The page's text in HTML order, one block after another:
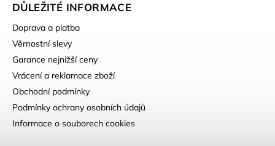
DŮLEŽITÉ INFORMACE
Doprava a platba
Věrnostní slevy
Garance nejnižší ceny
Vrácení a reklamace zboží
Obchodní podmínky
Podmínky ochrany osobních údajů
Informace o souborech cookies